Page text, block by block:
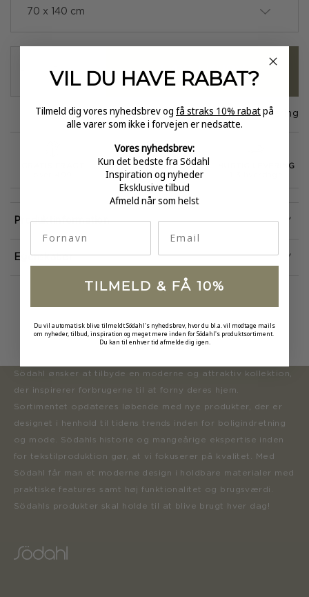
70 x 140 cm
+ LÆG I KURV
På lager 1-3 dages levering
E-MÆRKET
certificeret
HURTIG LEVERING
Egenskaber
Produktinformation
Södahl ønsker at tilbyde en moderne og attraktiv kollektion,
der inspirerer forbrugerne til at forny deres hjem.
Sortimentet opdateres løbende med nye produkter, der er
designet i henhold til tidens trends inden for boligindretning
og mode. Södahls historie og mangeårige ekspertise inden
for tekstilproduktion gør, at vi fokuserer på kvalitet. Med
Södahl får man et moderne design i holdbare materialer med
praktiske features samt høj funktionalitet og brugsværdi.
Södahls produkter skal holde til at blive brugt hver dag!
VIL DU HAVE RABAT?
Tilmeld dig vores nyhedsbrev og få straks 10% rabatpå
alle varer som ikke i forvejen er nedsatte.
Vores nyhedsbrev:
Kun det bedste fra Södahl
Inspiration og nyheder
Eksklusive tilbud
Afmeld når som helst
TILMELD & FÅ 10%
Du vil automatisk blive tilmeldt Södahl's nyhedsbrev, hvor du bl.a. vil modtage mails
om nyheder, tilbud, inspiration og meget mere inden for Södahl's produktsortiment.
Du kan til enhver tid afmelde dig igen.